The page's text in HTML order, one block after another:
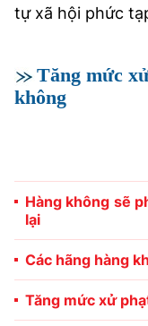
tự xã hội phức
Tăng mức
không
Hàng không sẽ
lại
Các hãng hàng
Tăng mức xử